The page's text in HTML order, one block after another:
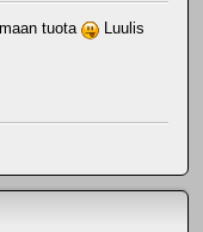
tuota
Luulis